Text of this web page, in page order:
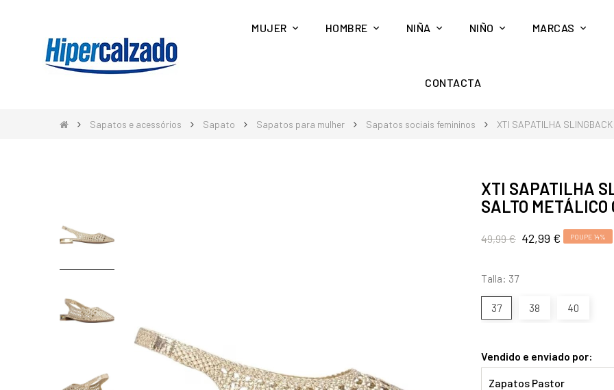
MUJER HOMBRE NIÑA NIÑO MARCAS
CONTACTA
Sapatos e acessórios Sapato Sapatos para mulher Sapatos sociais femininos XTI SAPATILHA SLINGBACK
XTI SAPATILHA
SALTO METÁLICO
49,99 € 42,99 € POUPE 14%
Talla: 37
37 38 40
Vendido e enviado por:
Zapatos Pastor